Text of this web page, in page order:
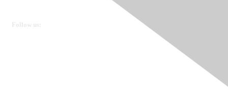
Follow us: